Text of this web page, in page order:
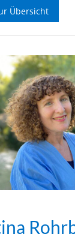
Übersicht